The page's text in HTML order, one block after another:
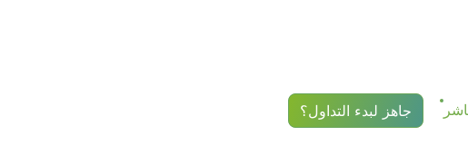
جاهز لبدء التداول؟